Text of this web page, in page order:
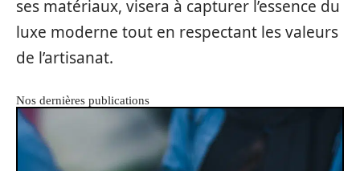
ses matériaux, visera à capturer l’essence du
luxe moderne tout en respectant les valeurs
de l’artisanat.
Nos dernières publications